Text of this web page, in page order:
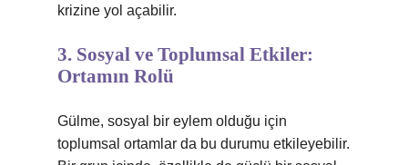
krizine yol açabilir.
3. Sosyal ve Toplumsal Etkiler:
Ortamın Rolü
Gülme, sosyal bir eylem olduğu için
toplumsal ortamlar da bu durumu etkileyebilir.